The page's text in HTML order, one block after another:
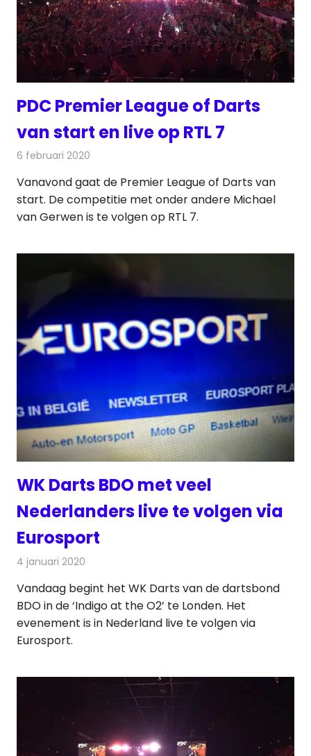
PDC Premier League of Darts
van start en live op RTL 7
6 februari 2020
Vanavond gaat de Premier League of Darts van
start. De competitie met onder andere Michael
van Gerwen is te volgen op RTL 7.
WK Darts BDO met veel
Nederlanders live te volgen via
Eurosport
4 januari 2020
Vandaag begint het WK Darts van de dartsbond
BDO in de ‘Indigo at the O2’ te Londen. Het
evenement is in Nederland live te volgen via
Eurosport.